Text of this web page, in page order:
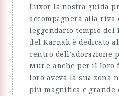
Luxor la nostra guida
accompagnerà alla
leggendario tempio del
del Karnak è dedicato
centro dell'adorazione
Mut e anche per il loro
loro aveva la sua zona
più magnifica e grande